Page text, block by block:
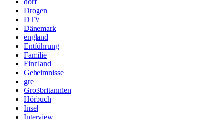
dorf
Drogen
DTV
Dänemark
england
Entführung
Familie
Finnland
Geheimnisse
gre
Großbritannien
Hörbuch
Insel
Interview